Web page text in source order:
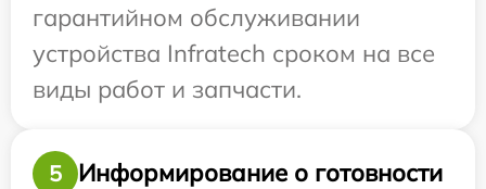
гарантийном обслуживании
устройства Infratech сроком на все
виды работ и запчасти.
5
Информирование о готовности